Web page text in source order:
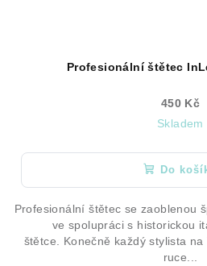
450 Kč
Skladem
Do
Profesionální štětec se zaoblenou
ve spolupráci s historickou
štětce. Konečně každý stylista
ruce...